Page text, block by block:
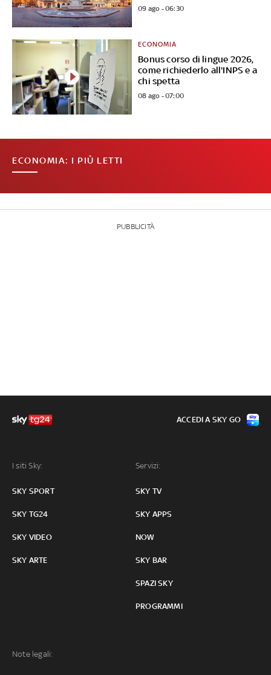
09 ago - 06:30
Bonus corso di lingue 2026,
come richiederlo all'INPS e a
chi spetta
ECONOMIA
08 ago - 07:00
ECONOMIA: I PIÙ LETTI
PUBBLICITÀ
I siti Sky:
SKY SPORT
SKY TG24
SKY VIDEO
SKY ARTE
Servizi:
SKY TV
SKY APPS
NOW
SKY BAR
SPAZI SKY
PROGRAMMI
Note legali:
ACCEDI A SKY GO